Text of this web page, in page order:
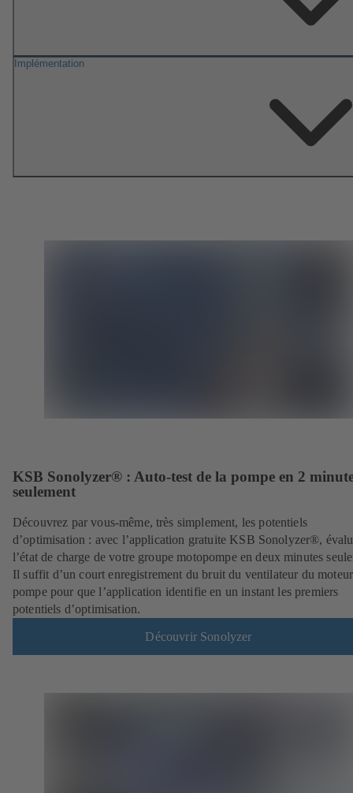
Implémentation
KSB Sonolyzer® : Auto-test de la pompe en 2
seulement
Découvrez par vous-même, très simplement, les potentiels
d’optimisation : avec l’application gratuite KSB Sonolyzer®,
l’état de charge de votre groupe motopompe en deux minutes
Il suffit d’un court enregistrement du bruit du ventilateur du
pompe pour que l’application identifie en un instant les premiers
potentiels d’optimisation.
Découvrir Sonolyzer